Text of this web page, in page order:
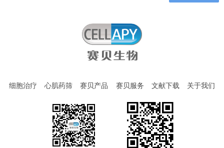
细胞治疗 心肌药筛 赛贝产品 赛贝服务 文献下载 关于我们